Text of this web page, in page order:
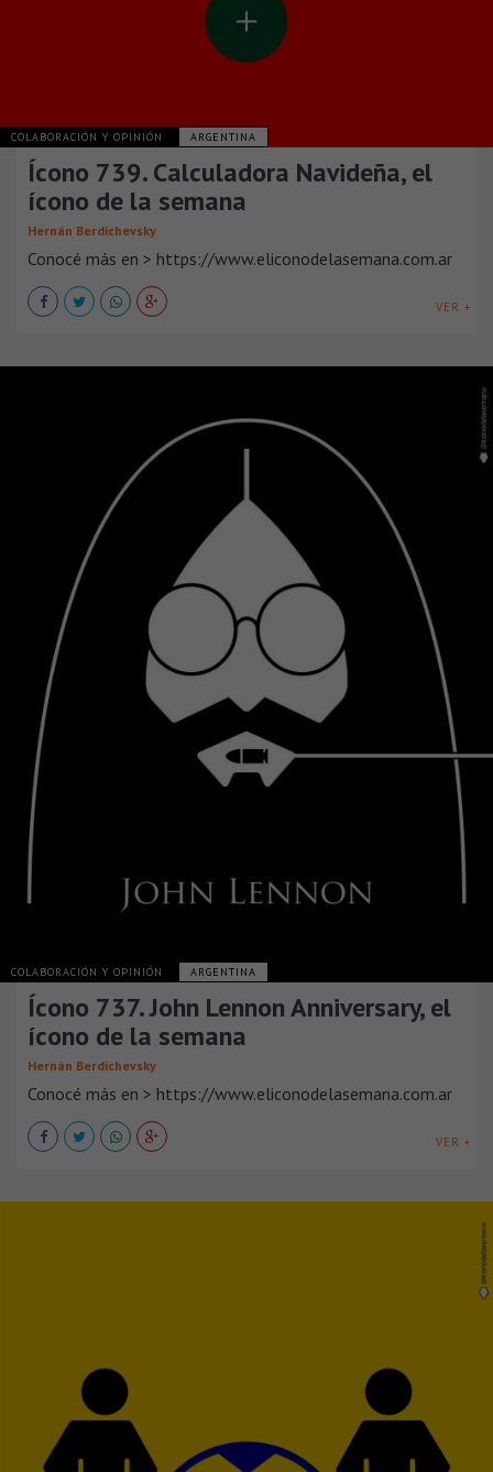
COLABORACIÓN Y OPINIÓN ARGENTINA
Ícono 739. Calculadora Navideña, el
ícono de la semana
Hernán Berdichevsky
Conocé más en > https://www.eliconodelasemana.com.ar
VER +
COLABORACIÓN Y OPINIÓN ARGENTINA
Ícono 737. John Lennon Anniversary, el
ícono de la semana
Hernán Berdichevsky
Conocé más en > https://www.eliconodelasemana.com.ar
VER +